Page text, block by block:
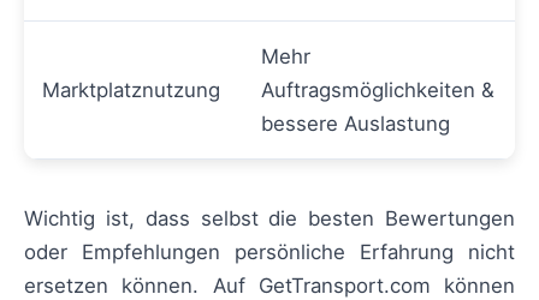
Marktplatznutzung
Mehr
Auftragsmöglichkeiten &
bessere Auslastung
Wichtig ist, dass selbst die besten Bewertungen
oder Empfehlungen persönliche Erfahrung nicht
ersetzen können. Auf GetTransport.com können